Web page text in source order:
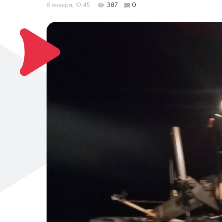
8 января, 10:45 387 0